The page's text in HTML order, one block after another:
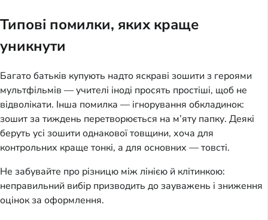
Типові помилки, яких краще
уникнути
Багато батьків купують надто яскраві зошити з героями
мультфільмів — учителі іноді просять простіші, щоб не
відволікати. Інша помилка — ігнорування обкладинок:
зошит за тиждень перетворюється на м’яту папку. Деякі
беруть усі зошити однакової товщини, хоча для
контрольних краще тонкі, а для основних — товсті.
Не забувайте про різницю між лінією й клітинкою:
неправильний вибір призводить до зауважень і зниження
оцінок за оформлення.